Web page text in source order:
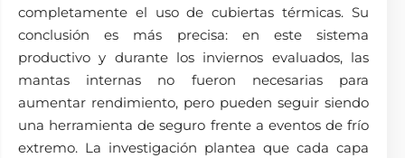
completamente el uso de cubiertas térmicas. Su
conclusión es más precisa: en este sistema
productivo y durante los inviernos evaluados, las
mantas internas no fueron necesarias para
aumentar rendimiento, pero pueden seguir siendo
una herramienta de seguro frente a eventos de frío
extremo. La investigación plantea que cada capa